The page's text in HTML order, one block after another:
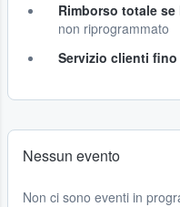
Rimborso totale
non riprogrammato
Servizio clienti
Nessun evento
Non ci sono eventi in